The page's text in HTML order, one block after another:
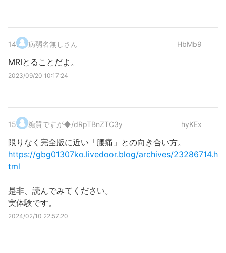
14. 病弱名無しさん HbMb9
MRIとることだよ。
2023/09/20 10:17:24
15. 糖質ですが◆/dRpTBnZTC3y hyKEx
限りなく完全版に近い「腰痛」との向き合い方。
https://gbg01307ko.livedoor.blog/archives/23286714.h
tml
是非、読んでみてください。
実体験です。
2024/02/10 22:57:20